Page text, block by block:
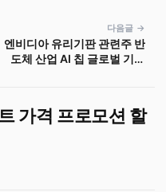
다음글 →
엔비디아 유리기판 관련주 반
도체 산업 AI 칩 글로벌 기업
가격 프로모션 할